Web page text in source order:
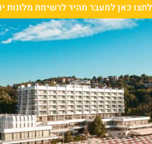
לחצו כאן למעבר מהיר לרשימת מלונות יוקרה 5